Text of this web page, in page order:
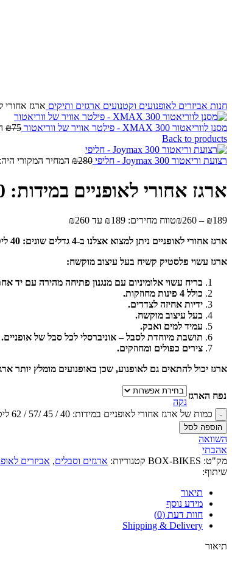
חנות אביזרים לאופנועים וקטנועים ארגזים ותיקים ארגז אחורי
מסנן לווריאטור XMAX 300 - פילטר אוויר של ווריאטור ₪75
Back to products
רצועת וריאטור Joymax 300 - חליפי ₪280 המחיר המקורי היה: ₪280.
ארגז אחורי לאופניים במידות: 40 / 45 /57 / 62 ליטר
₪189
–
₪260
טווח מחירים: ⁦₪189⁩ עד ⁦₪260⁩
ארגז אחורי לאופניים ניתן למצוא אצלנו ב-4 גדלים שונים: 40 ליטר , 45 ליטר, 57 ליטר, 62 ליטר.
ארגז עשוי פלסטיק קשיח בעל עיצוב מוקשח:
בריח עשוי אלומיניום עם מנגנון פתיחה מהירה עם יד אחת + 2 מפתחותת
כולל 4 פינות מחוזקות.
ידיות אחיזה לצדדים.
בעל עיצוב מוקשח.
עמיד למים ואבק.
תושבת מיוחדת לסבל – אוניברסלי לכל סבל של אופניים.
צירים כפולים ומחוזקים.
ארגז יכול להתאים גם לאופנוע, שכן באופנועים מומלץ יותר
נפח הארגז
נקה
כמות של ארגז אחורי לאופניים במידות: 40 / 45 /57 / 62 ליטר
הוספה לסל
השוואה
אהבתי
מק"ט: BOX-BIKES קטגוריות: ארגזים וסבלים, אביזרים
שיתוף:
תיאור
מידע נוסף
חוות דעת (0)
Shipping & Delivery
תיאור